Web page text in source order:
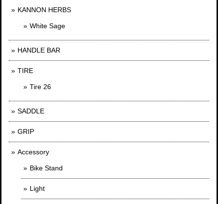
KANNON HERBS
White Sage
HANDLE BAR
TIRE
Tire 26
SADDLE
GRIP
Accessory
Bike Stand
Light